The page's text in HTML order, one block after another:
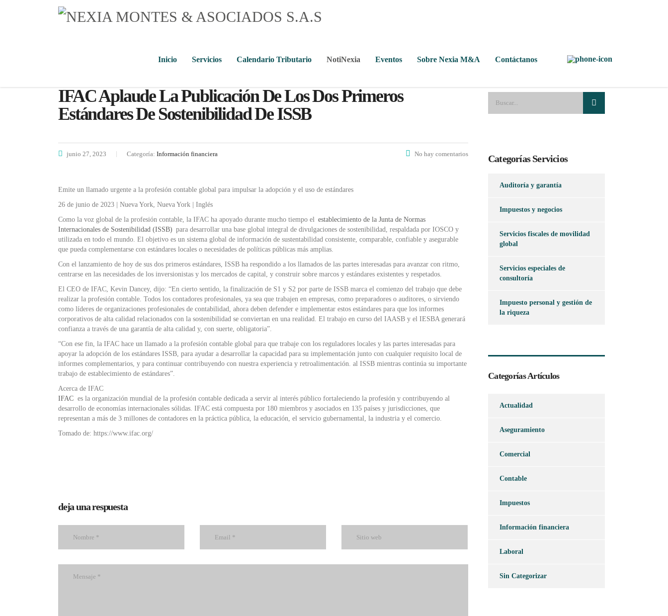
Inicio Servicios Calendario Tributario NotiNexia Eventos Sobre Nexia M&A Contáctanos
IFAC Aplaude La Publicación De Los Dos Primeros
Estándares De Sostenibilidad De ISSB
junio 27, 2023 Categoría: Información financiera No hay comentarios
Emite un llamado urgente a la profesión contable global para impulsar la adopción y el uso de estándares
26 de junio de 2023 | Nueva York, Nueva York | Inglés
Como la voz global de la profesión contable, la IFAC ha apoyado durante mucho tiempo el establecimiento de la Junta de Normas
Internacionales de Sostenibilidad (ISSB) para desarrollar una base global integral de divulgaciones de sostenibilidad, respaldada por IOSCO y
utilizada en todo el mundo. El objetivo es un sistema global de información de sustentabilidad consistente, comparable, confiable y asegurable
que pueda complementarse con estándares locales o necesidades de políticas públicas más amplias.
Con el lanzamiento de hoy de sus dos primeros estándares, ISSB ha respondido a los llamados de las partes interesadas para avanzar con ritmo,
centrarse en las necesidades de los inversionistas y los mercados de capital, y construir sobre marcos y estándares existentes y respetados.
El CEO de IFAC, Kevin Dancey, dijo: “En cierto sentido, la finalización de S1 y S2 por parte de ISSB marca el comienzo del trabajo que debe
realizar la profesión contable. Todos los contadores profesionales, ya sea que trabajen en empresas, como preparadores o auditores, o sirviendo
como líderes de organizaciones profesionales de contabilidad, ahora deben defender e implementar estos estándares para que los informes
corporativos de alta calidad relacionados con la sostenibilidad se conviertan en una realidad. El trabajo en curso del IAASB y el IESBA generará
confianza a través de una garantía de alta calidad y, con suerte, obligatoria”.
“Con ese fin, la IFAC hace un llamado a la profesión contable global para que trabaje con los reguladores locales y las partes interesadas para
apoyar la adopción de los estándares ISSB, para ayudar a desarrollar la capacidad para su implementación junto con cualquier requisito local de
informes complementarios, y para continuar contribuyendo con nuestra experiencia y retroalimentación. al ISSB mientras continúa su importante
trabajo de establecimiento de estándares”.
Acerca de IFAC
IFAC es la organización mundial de la profesión contable dedicada a servir al interés público fortaleciendo la profesión y contribuyendo al
desarrollo de economías internacionales sólidas. IFAC está compuesta por 180 miembros y asociados en 135 países y jurisdicciones, que
representan a más de 3 millones de contadores en la práctica pública, la educación, el servicio gubernamental, la industria y el comercio.
Tomado de: https://www.ifac.org/
deja una respuesta
Categorías Servicios
Auditoría y garantía
Impuestos y negocios
Servicios fiscales de movilidad
global
Servicios especiales de
consultoría
Impuesto personal y gestión de
la riqueza
Categorías Artículos
Actualidad
Aseguramiento
Comercial
Contable
Impuestos
Información financiera
Laboral
Sin Categorizar